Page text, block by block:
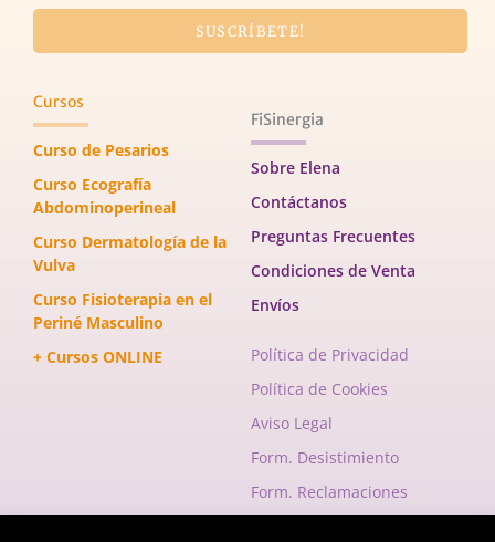
SUSCRÍBETE!
Cursos
Curso de Pesarios
Curso Ecografía
Abdominoperineal
Curso Dermatología de la
Vulva
Curso Fisioterapia en el
Periné Masculino
+ Cursos ONLINE
FiSinergia
Sobre Elena
Contáctanos
Preguntas Frecuentes
Condiciones de Venta
Envíos
Política de Privacidad
Política de Cookies
Aviso Legal
Form. Desistimiento
Form. Reclamaciones